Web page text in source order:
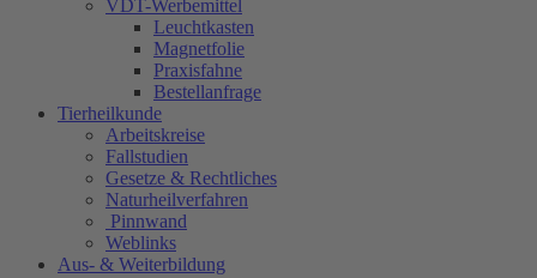
VDT-Werbemittel
Leuchtkasten
Magnetfolie
Praxisfahne
Bestellanfrage
Tierheilkunde
Arbeitskreise
Fallstudien
Gesetze & Rechtliches
Naturheilverfahren
Pinnwand
Weblinks
Aus- & Weiterbildung